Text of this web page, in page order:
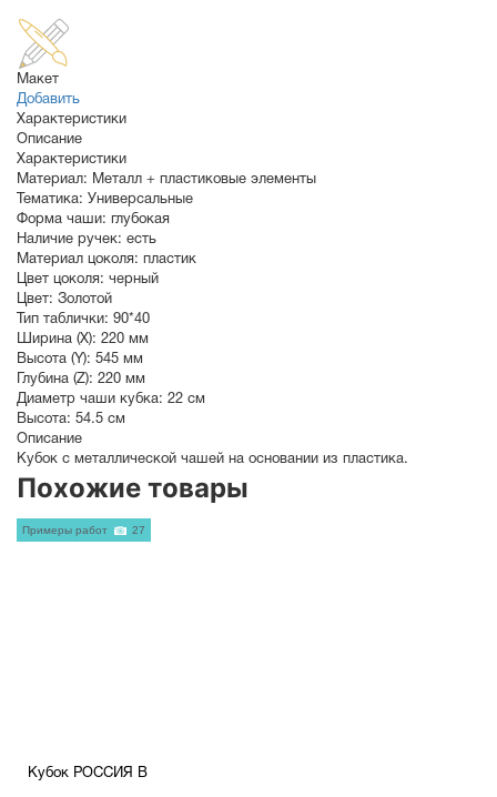
Макет
Добавить
Характеристики
Описание
Характеристики
Материал: Металл + пластиковые элементы
Тематика: Универсальные
Форма чаши: глубокая
Наличие ручек: есть
Материал цоколя: пластик
Цвет цоколя: черный
Цвет: Золотой
Тип таблички: 90*40
Ширина (X): 220 мм
Высота (Y): 545 мм
Глубина (Z): 220 мм
Диаметр чаши кубка: 22 см
Высота: 54.5 см
Описание
Кубок с металлической чашей на основании из пластика.
Похожие товары
Кубок РОССИЯ B
Примеры работ 27